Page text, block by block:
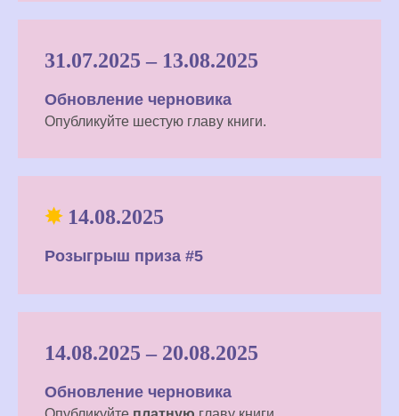
31.07.2025 – 13.08.2025
Обновление черновика
Опубликуйте шестую главу книги.
✸ 14.08.2025
Розыгрыш приза #5
14.08.2025 – 20.08.2025
Обновление черновика